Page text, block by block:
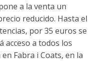
a la venta un
reducido. Hasta el
por 35 euros se
acceso a todos los
Fabra i Coats, en la